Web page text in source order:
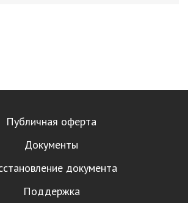
Публичная оферта
Документы
документа
Поддержка